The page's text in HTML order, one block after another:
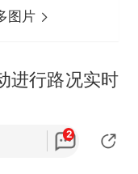
图片
进行路况实时
2